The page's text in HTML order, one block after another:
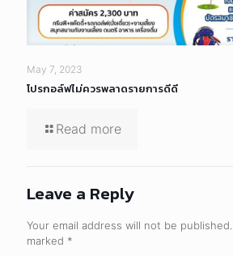
May 7, 2023
โปรกอล์ฟไม่ควรพลาดรายการดีดี
Read more
Leave a Reply
Your email address will not be published.
marked *